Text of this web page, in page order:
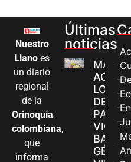
Nuestro
Llano es
un diario
regional
de la
Orinoquía
colombiana,
que
informa
Últimas
noticias
MÁS
LOS
DE
PARA